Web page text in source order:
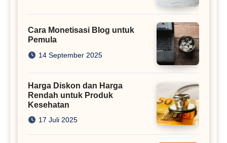
Cara Monetisasi Blog untuk
Pemula
14 September 2025
Harga Diskon dan Harga
Rendah untuk Produk
Kesehatan
17 Juli 2025